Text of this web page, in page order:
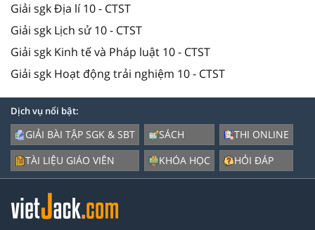
Giải sgk Địa lí 10 - CTST
Giải sgk Lịch sử 10 - CTST
Giải sgk Kinh tế và Pháp luật 10 - CTST
Giải sgk Hoạt động trải nghiệm 10 - CTST
Dịch vụ nổi bật:
GIẢI BÀI TẬP SGK & SBT
TÀI LIỆU GIÁO VIÊN
SÁCH
KHÓA HỌC
THI ONLINE
HỎI ĐÁP